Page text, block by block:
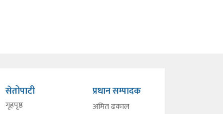
सेतोपाटी
गृहपृष्ठ
प्रधान सम्पादक
अमित ढकाल